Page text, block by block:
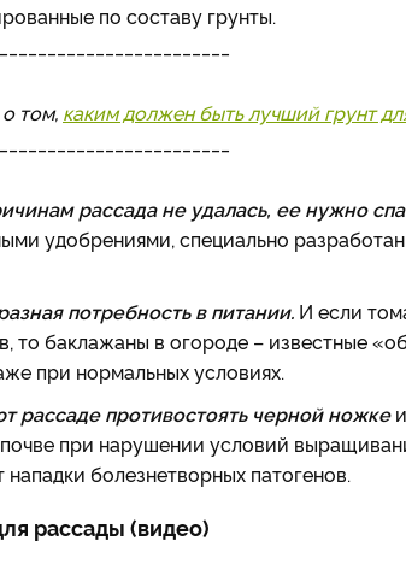
по составу грунты.
том, каким должен быть лучший грунт
рассада не удалась, ее нужно
удобрениями, специально
потребность в питании. И если
то баклажаны в огороде – известные
при нормальных условиях.
рассаде противостоять черной ножкеи
при нарушении условий
болезнетворных патогенов.
рассады (видео)